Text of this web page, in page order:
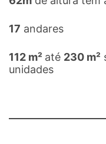
17 andares
112 m² até 230 m²
unidades